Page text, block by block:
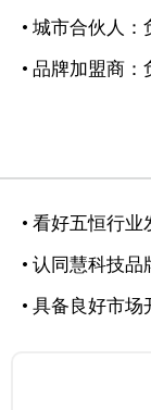
• 城市合伙人
• 品牌加盟商
• 看好五恒行业
• 认同慧科技
• 具备良好市